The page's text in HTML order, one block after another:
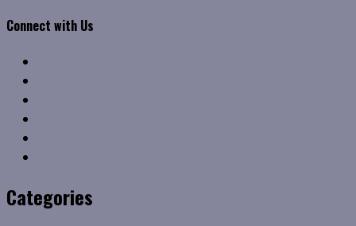
Connect with Us
Categories